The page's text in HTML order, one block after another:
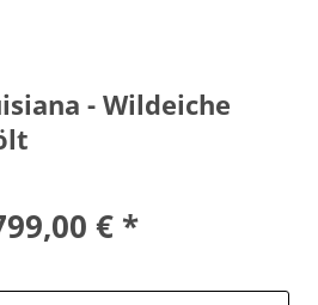
- Wildeiche
€ *